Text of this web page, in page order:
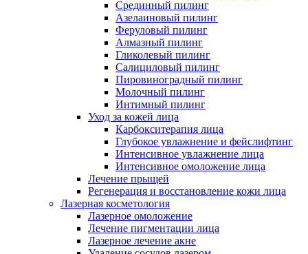
Срединный пилинг
Азелаиновый пилинг
Феруловый пилинг
Алмазный пилинг
Гликолевый пилинг
Салициловый пилинг
Пировиноградный пилинг
Молочный пилинг
Интимный пилинг
Уход за кожей лица
Карбокситерапия лица
Глубокое увлажнение и фейслифтинг
Интенсивное увлажнение лица
Интенсивное омоложение лица
Лечение прыщей
Регенерация и восстановление кожи лица
Лазерная косметология
Лазерное омоложение
Лечение пигментации лица
Лазерное лечение акне